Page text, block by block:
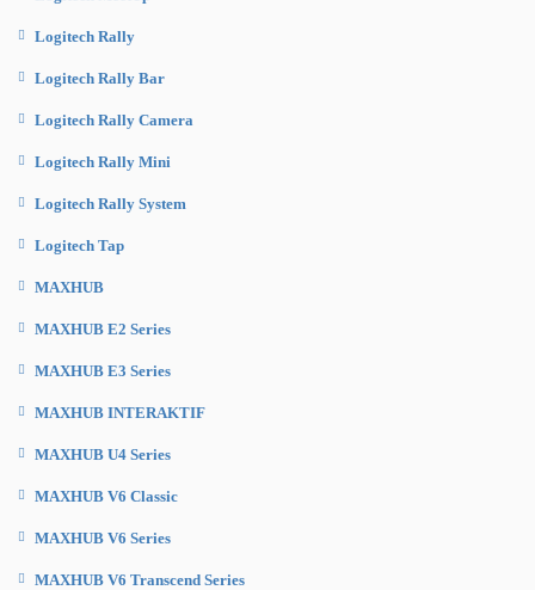
Logitech Rally
Logitech Rally Bar
Logitech Rally Camera
Logitech Rally Mini
Logitech Rally System
Logitech Tap
MAXHUB
MAXHUB E2 Series
MAXHUB E3 Series
MAXHUB INTERAKTIF
MAXHUB U4 Series
MAXHUB V6 Classic
MAXHUB V6 Series
MAXHUB V6 Transcend Series